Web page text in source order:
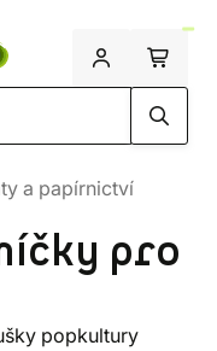
a papírnictví
pro
popkultury